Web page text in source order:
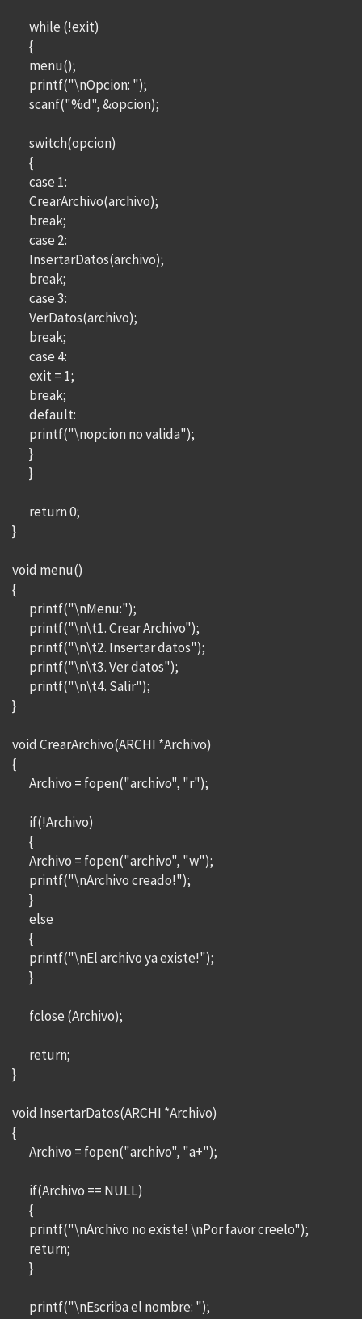
while (!exit)
{
menu();
printf("\nOpcion: ");
scanf("%d", &opcion);
switch(opcion)
{
case 1:
CrearArchivo(archivo);
break;
case 2:
InsertarDatos(archivo);
break;
case 3:
VerDatos(archivo);
break;
case 4:
exit = 1;
break;
default:
printf("\nopcion no valida");
}
}
return 0;
}
void menu()
{
printf("\nMenu:");
printf("\n\t1. Crear Archivo");
printf("\n\t2. Insertar datos");
printf("\n\t3. Ver datos");
printf("\n\t4. Salir");
}
void CrearArchivo(ARCHI *Archivo)
{
Archivo = fopen("archivo", "r");
if(!Archivo)
{
Archivo = fopen("archivo", "w");
printf("\nArchivo creado!");
}
else
{
printf("\nEl archivo ya existe!");
}
fclose (Archivo);
return;
}
void InsertarDatos(ARCHI *Archivo)
{
Archivo = fopen("archivo", "a+");
if(Archivo == NULL)
{
printf("\nArchivo no existe! \nPor favor creelo");
return;
}
printf("\nEscriba el nombre: ");